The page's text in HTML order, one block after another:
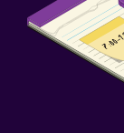
Daglig städning
Säkerhetsvakt